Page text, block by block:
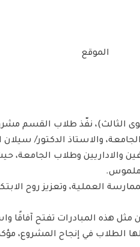
الثالث)، نفّذ طلاب القسم
والاداريين وطلاب الجامعة،
ملموس.
العملية، وتعزيز روح
هذه المبادرات تفتح آفاقًا
الطلاب في إنجاح المشروع،